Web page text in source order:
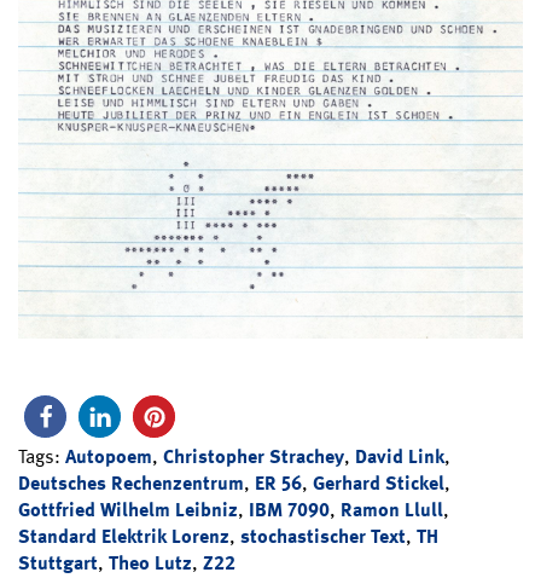
Tags: Autopoem, Christopher Strachey, David Link,
Deutsches Rechenzentrum, ER 56, Gerhard Stickel,
Gottfried Wilhelm Leibniz, IBM 7090, Ramon Llull,
Standard Elektrik Lorenz, stochastischer Text, TH
Stuttgart, Theo Lutz, Z22